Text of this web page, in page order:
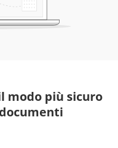
modo più sicuro